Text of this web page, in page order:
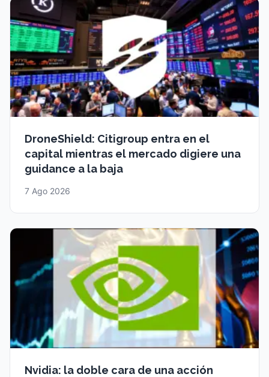
DroneShield: Citigroup entra en el
capital mientras el mercado digiere una
guidance a la baja
7 Ago 2026
Nvidia: la doble cara de una acción